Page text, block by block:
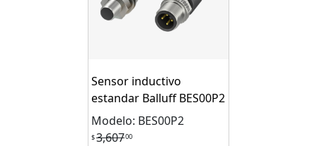
Sensor inductivo
estandar Balluff BES00P2
Modelo: BES00P2
$3,60700